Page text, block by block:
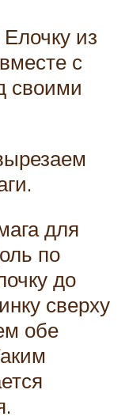
из
с
своими
для
по
до
сверху
обе